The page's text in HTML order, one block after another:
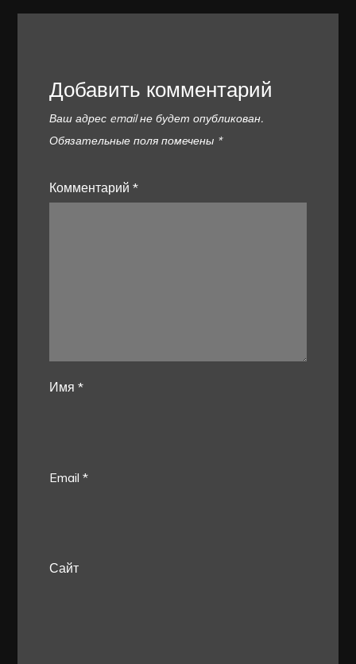
Добавить комментарий
Ваш адрес email не будет опубликован.
Обязательные поля помечены *
Комментарий*
Имя*
Email*
Сайт